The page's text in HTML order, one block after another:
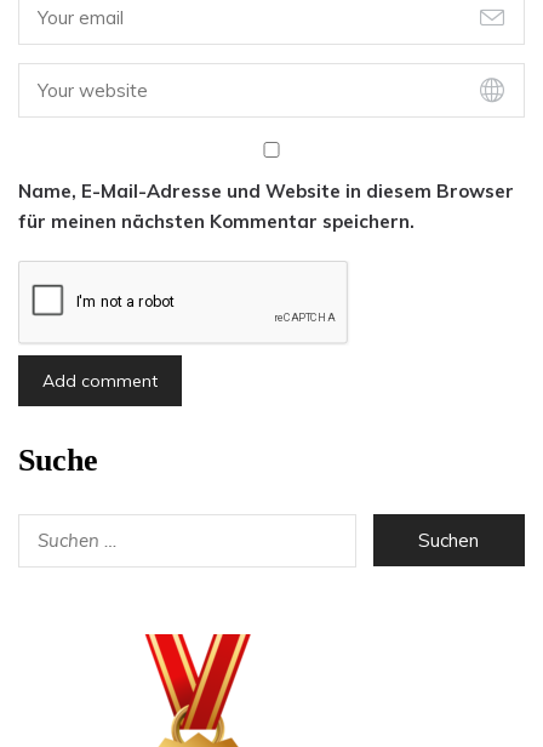
Name, E-Mail-Adresse und Website in diesem Browser
für meinen nächsten Kommentar speichern.
Suche